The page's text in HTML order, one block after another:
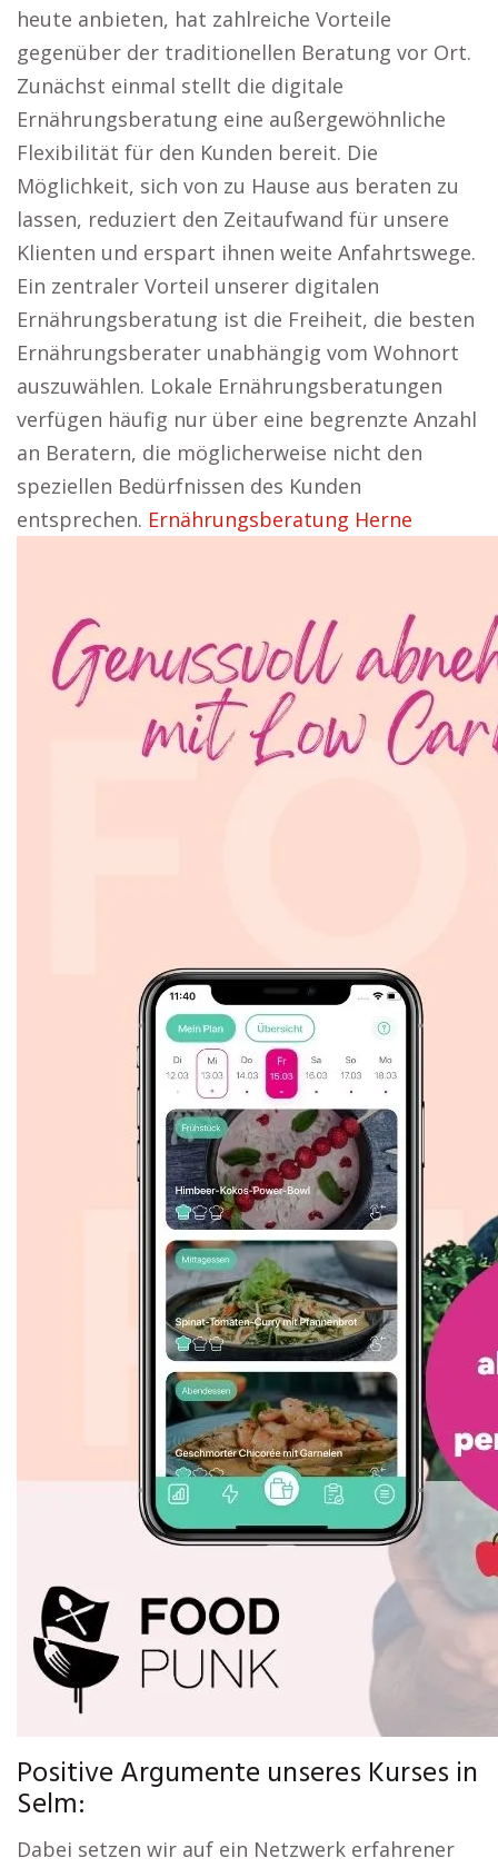
heute anbieten, hat zahlreiche Vorteile
gegenüber der traditionellen Beratung vor Ort.
Zunächst einmal stellt die digitale
Ernährungsberatung eine außergewöhnliche
Flexibilität für den Kunden bereit. Die
Möglichkeit, sich von zu Hause aus beraten zu
lassen, reduziert den Zeitaufwand für unsere
Klienten und erspart ihnen weite Anfahrtswege.
Ein zentraler Vorteil unserer digitalen
Ernährungsberatung ist die Freiheit, die besten
Ernährungsberater unabhängig vom Wohnort
auszuwählen. Lokale Ernährungsberatungen
verfügen häufig nur über eine begrenzte Anzahl
an Beratern, die möglicherweise nicht den
speziellen Bedürfnissen des Kunden
entsprechen. Ernährungsberatung Herne
Positive Argumente unseres Kurses in
Selm:
Dabei setzen wir auf ein Netzwerk erfahrener